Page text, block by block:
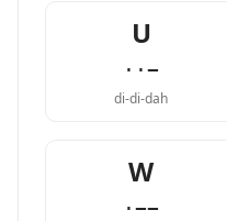
U
··−
di-di-dah
W
·−−